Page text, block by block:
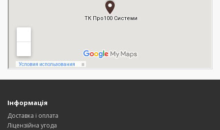
Інформація
Доставка і оплата
Ліцензійна угода